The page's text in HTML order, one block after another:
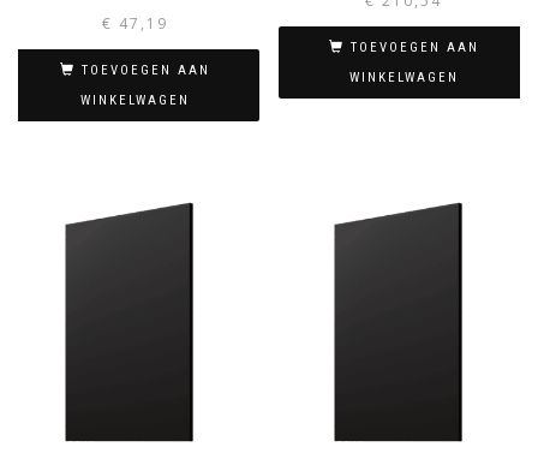
€ 47,19
TOEVOEGEN AAN
WINKELWAGEN
TOEVOEGEN AAN
WINKELWAGEN